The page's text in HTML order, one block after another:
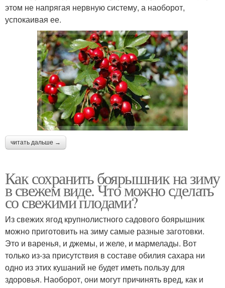
этом не напрягая нервную систему, а наоборот,
успокаивая ее.
читать дальше →
Как сохранить боярышник на зиму
в свежем виде. Что можно сделать
со свежими плодами?
Из свежих ягод крупнолистного садового боярышник
можно приготовить на зиму самые разные заготовки.
Это и варенья, и джемы, и желе, и мармелады. Вот
только из-за присутствия в составе обилия сахара ни
одно из этих кушаний не будет иметь пользу для
здоровья. Наоборот, они могут причинять вред, как и